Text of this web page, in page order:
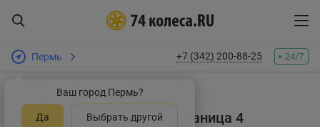
Пермь
Ваш город Пермь?
Да Выбрать другой
+7 (342) 200-88-25 24/7
Интернет-магазин шин и дисков
Поиск дисков по параметрам:
Диски TREBL в Перми - страница 4